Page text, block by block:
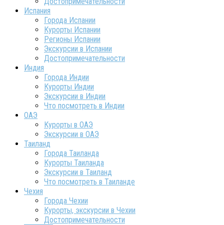
Испания
Города Испании
Курорты Испании
Регионы Испании
Экскурсии в Испании
Достопримечательности
Индия
Города Индии
Курорты Индии
Экскурсии в Индии
Что посмотреть в Индии
ОАЭ
Курорты в ОАЭ
Экскурсии в ОАЭ
Таиланд
Города Таиланда
Курорты Таиланда
Экскурсии в Таиланд
Что посмотреть в Таиланде
Чехия
Города Чехии
Курорты, экскурсии в Чехии
Достопримечательности